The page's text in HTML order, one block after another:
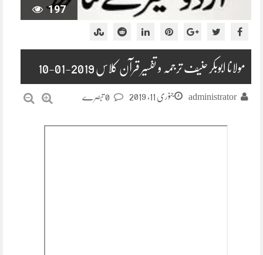
197
مولانا ابوبکر حنیف ترجمہ و تفسیر قرآن کلاس 2019-01-10
administrator جنوری 11, 2019